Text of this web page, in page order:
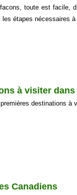
toute est facile,
étapes nécessaires
à visiter
premières destinations à
Canadiens